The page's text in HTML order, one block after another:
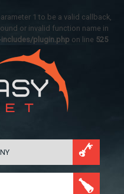
1 to be a valid callback,
or invalid function name in
plugin.php on line 525